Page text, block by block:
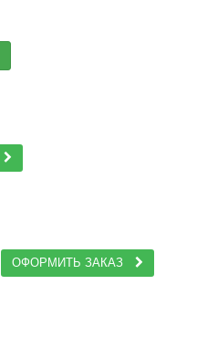
ОФОРМИТЬ ЗАКАЗ